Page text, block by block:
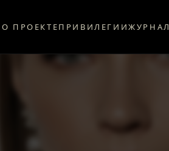
О ПРОЕКТЕПРИВИЛЕГИИЖУРНАЛ